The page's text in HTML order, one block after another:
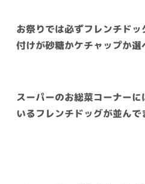
お祭りでは必ずフレンチド
付けが砂糖かケチャップか選
スーパーのお総菜コーナー
いるフレンチドッグが並んで